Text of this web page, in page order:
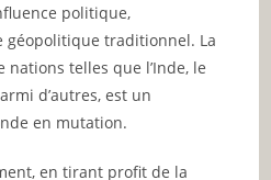
politique,
géopolitique traditionnel. La
nations telles que l’Inde, le
d’autres, est un
en mutation.
en tirant profit de la